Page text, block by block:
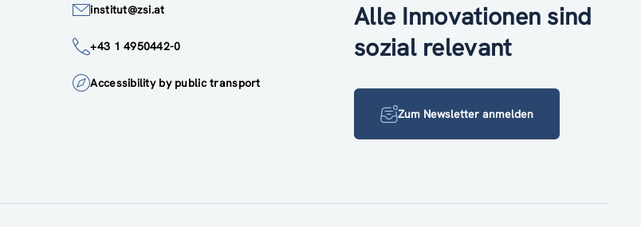
institut@zsi.at
+43 1 4950442-0
Accessibility by public transport
Alle Innovationen sind
sozial relevant
Zum Newsletter anmelden